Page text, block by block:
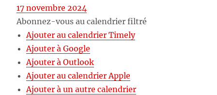
17 novembre 2024
Abonnez-vous au calendrier filtré
Ajouter au calendrier Timely
Ajouter à Google
Ajouter à Outlook
Ajouter au calendrier Apple
Ajouter à un autre calendrier